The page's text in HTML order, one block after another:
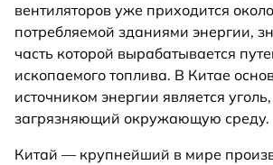
вентиляторов уже приходится
потребляемой зданиями энергии,
часть которой вырабатывается
ископаемого топлива. В Китае
источником энергии является
загрязняющий окружающую среду.
Китай — крупнейший в мире